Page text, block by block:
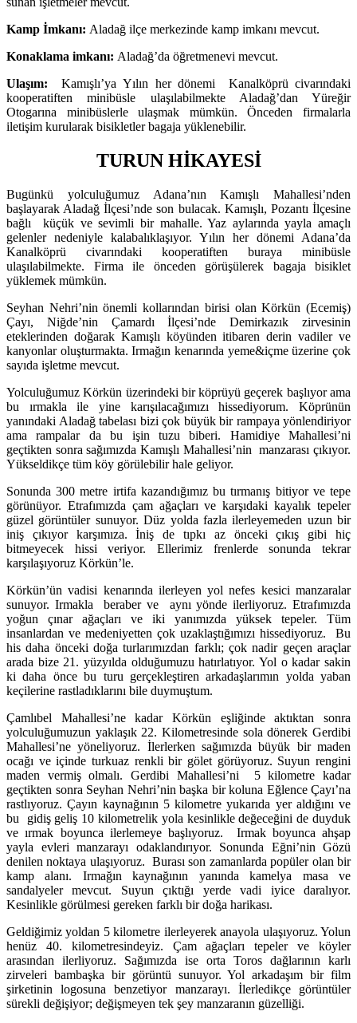
Kamp İmkanı: Aladağ ilçe merkezinde kamp imkanı mevcut.
Konaklama imkanı: Aladağ’da öğretmenevi mevcut.
Ulaşım: Kamışlı’ya Yılın her dönemi Kanalköprü civarındaki
kooperatiften minibüsle ulaşılabilmekte Aladağ’dan Yüreğir
Otogarına minibüslerle ulaşmak mümkün. Önceden firmalarla
iletişim kurularak bisikletler bagaja yüklenebilir.
TURUN HİKAYESİ
Bugünkü yolculuğumuz Adana’nın Kamışlı Mahallesi’nden
başlayarak Aladağ İlçesi’nde son bulacak. Kamışlı, Pozantı İlçesine
bağlı küçük ve sevimli bir mahalle. Yaz aylarında yayla amaçlı
gelenler nedeniyle kalabalıklaşıyor. Yılın her dönemi Adana’da
Kanalköprü civarındaki kooperatiften buraya minibüsle
ulaşılabilmekte. Firma ile önceden görüşülerek bagaja bisiklet
yüklemek mümkün.
Seyhan Nehri’nin önemli kollarından birisi olan Körkün (Ecemiş)
Çayı, Niğde’nin Çamardı İlçesi’nde Demirkazık zirvesinin
eteklerinden doğarak Kamışlı köyünden itibaren derin vadiler ve
kanyonlar oluşturmakta. Irmağın kenarında yeme&içme üzerine çok
sayıda işletme mevcut.
Yolculuğumuz Körkün üzerindeki bir köprüyü geçerek başlıyor ama
bu ırmakla ile yine karışılacağımızı hissediyorum. Köprünün
yanındaki Aladağ tabelası bizi çok büyük bir rampaya yönlendiriyor
ama rampalar da bu işin tuzu biberi. Hamidiye Mahallesi’ni
geçtikten sonra sağımızda Kamışlı Mahallesi’nin manzarası çıkıyor.
Yükseldikçe tüm köy görülebilir hale geliyor.
Sonunda 300 metre irtifa kazandığımız bu tırmanış bitiyor ve tepe
görünüyor. Etrafımızda çam ağaçları ve karşıdaki kayalık tepeler
güzel görüntüler sunuyor. Düz yolda fazla ilerleyemeden uzun bir
iniş çıkıyor karşımıza. İniş de tıpkı az önceki çıkış gibi hiç
bitmeyecek hissi veriyor. Ellerimiz frenlerde sonunda tekrar
karşılaşıyoruz Körkün’le.
Körkün’ün vadisi kenarında ilerleyen yol nefes kesici manzaralar
sunuyor. Irmakla beraber ve aynı yönde ilerliyoruz. Etrafımızda
yoğun çınar ağaçları ve iki yanımızda yüksek tepeler. Tüm
insanlardan ve medeniyetten çok uzaklaştığımızı hissediyoruz. Bu
his daha önceki doğa turlarımızdan farklı; çok nadir geçen araçlar
arada bize 21. yüzyılda olduğumuzu hatırlatıyor. Yol o kadar sakin
ki daha önce bu turu gerçekleştiren arkadaşlarımın yolda yaban
keçilerine rastladıklarını bile duymuştum.
Çamlıbel Mahallesi’ne kadar Körkün eşliğinde aktıktan sonra
yolculuğumuzun yaklaşık 22. Kilometresinde sola dönerek Gerdibi
Mahallesi’ne yöneliyoruz. İlerlerken sağımızda büyük bir maden
ocağı ve içinde turkuaz renkli bir gölet görüyoruz. Suyun rengini
maden vermiş olmalı. Gerdibi Mahallesi’ni 5 kilometre kadar
geçtikten sonra Seyhan Nehri’nin başka bir koluna Eğlence Çayı’na
rastlıyoruz. Çayın kaynağının 5 kilometre yukarıda yer aldığını ve
bu gidiş geliş 10 kilometrelik yola kesinlikle değeceğini de duyduk
ve ırmak boyunca ilerlemeye başlıyoruz. Irmak boyunca ahşap
yayla evleri manzarayı odaklandırıyor. Sonunda Eğni’nin Gözü
denilen noktaya ulaşıyoruz. Burası son zamanlarda popüler olan bir
kamp alanı. Irmağın kaynağının yanında kamelya masa ve
sandalyeler mevcut. Suyun çıktığı yerde vadi iyice daralıyor.
Kesinlikle görülmesi gereken farklı bir doğa harikası.
Geldiğimiz yoldan 5 kilometre ilerleyerek anayola ulaşıyoruz. Yolun
henüz 40. kilometresindeyiz. Çam ağaçları tepeler ve köyler
arasından ilerliyoruz. Sağımızda ise orta Toros dağlarının karlı
zirveleri bambaşka bir görüntü sunuyor. Yol arkadaşım bir film
şirketinin logosuna benzetiyor manzarayı. İlerledikçe görüntüler
sürekli değişiyor; değişmeyen tek şey manzaranın güzelliği.